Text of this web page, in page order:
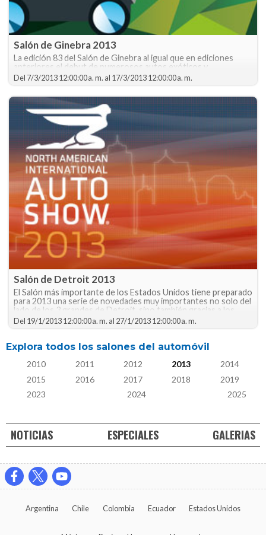
Salón de Ginebra 2013
La edición 83 del Salón de Ginebra al igual que en ediciones
anteriores,el debut de numerosos autos exóticos y
deportivos. Es el Autoshow más glamoroso del mundo
Del 7/3/2013 12:00:00 a. m. al 17/3/2013 12:00:00 a. m.
Salón de Detroit 2013
El Salón más importante de los Estados Unidos tiene preparado
para 2013 una serie de novedades muy importantes no solo del
lado de los 3 grandes de Detroit, sino también gracias a los
fabricantes asiáticos y europeos.
Del 19/1/2013 12:00:00 a. m. al 27/1/2013 12:00:00 a. m.
Explora todos los salones del automóvil
2010 2011 2012 2013
2014
2015
2016 2017 2018
2019
2023
2024 2025
NOTICIAS ESPECIALES GALERIAS
Argentina Chile Colombia Ecuador Estados Unidos